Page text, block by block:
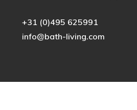
+31 (0)495 625991
info@bath-living.com